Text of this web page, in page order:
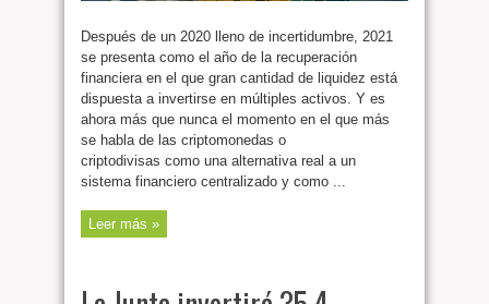
Después de un 2020 lleno de incertidumbre, 2021
se presenta como el año de la recuperación
financiera en el que gran cantidad de liquidez está
dispuesta a invertirse en múltiples activos. Y es
ahora más que nunca el momento en el que más
se habla de las criptomonedas o
criptodivisas como una alternativa real a un
sistema financiero centralizado y como ...
Leer más »